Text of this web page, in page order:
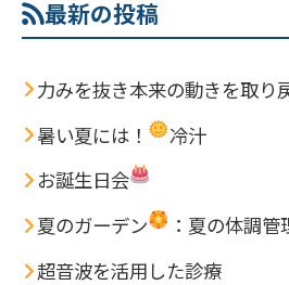
最新の投稿
力みを抜き本来の動きを取り
暑い夏には！
冷汁
お誕生日会
夏のガーデン
：夏の体調
超音波を活用した診療